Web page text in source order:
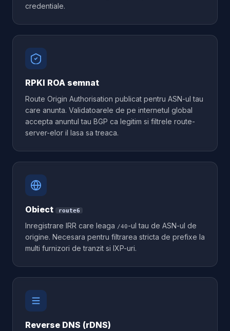
credentiale.
RPKI ROA semnat
Route Origin Authorisation publicat pentru ASN-ul tau
care anunta. Validatoarele de pe internetul global
accepta anuntul tau BGP ca legitim si filtrele route-
server-elor il lasa sa treaca.
Obiect route6
Inregistrare IRR care leaga /40-ul tau de ASN-ul de
origine. Necesara pentru filtrarea stricta de prefixe la
multi furnizori de tranzit si IXP-uri.
Reverse DNS (rDNS)